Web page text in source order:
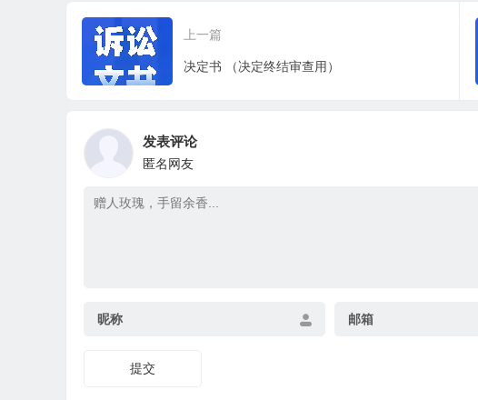
上一篇
决定书 （决定终结审查用）
发表评论
匿名网友
昵称 邮箱
提交